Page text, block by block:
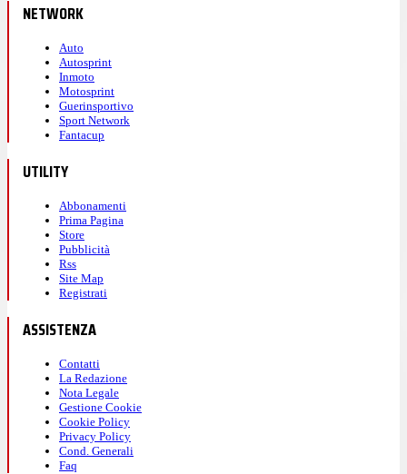
NETWORK
Auto
Autosprint
Inmoto
Motosprint
Guerinsportivo
Sport Network
Fantacup
UTILITY
Abbonamenti
Prima Pagina
Store
Pubblicità
Rss
Site Map
Registrati
ASSISTENZA
Contatti
La Redazione
Nota Legale
Gestione Cookie
Cookie Policy
Privacy Policy
Cond. Generali
Faq